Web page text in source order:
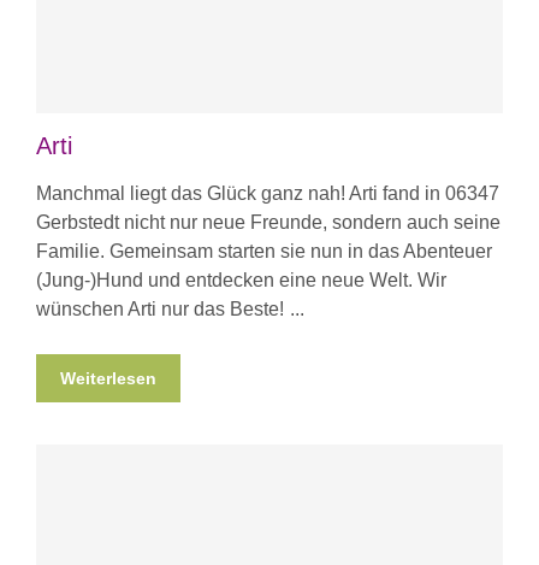
Arti
Manchmal liegt das Glück ganz nah! Arti fand in 06347
Gerbstedt nicht nur neue Freunde, sondern auch seine
Familie. Gemeinsam starten sie nun in das Abenteuer
(Jung-)Hund und entdecken eine neue Welt. Wir
wünschen Arti nur das Beste!
Weiterlesen